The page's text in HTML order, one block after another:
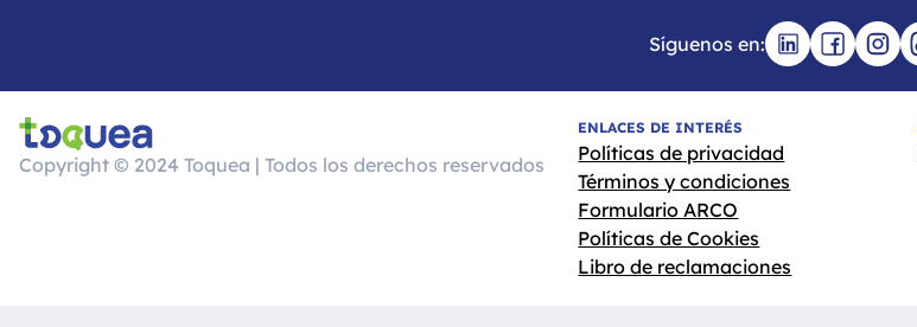
Síguenos en:
Copyright © 2024 Toquea | Todos los derechos reservados
ENLACES DE INTERÉS
Políticas de privacidad
Términos y condiciones
Formulario ARCO
Políticas de Cookies
Libro de reclamaciones